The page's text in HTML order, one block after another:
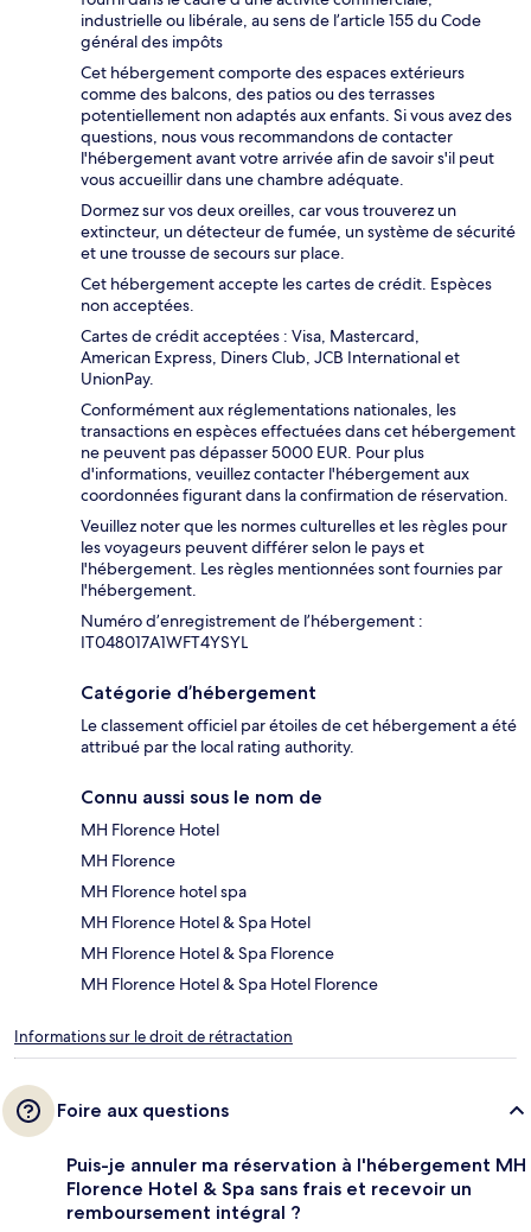
industrielle ou libérale, au sens de l’article 155 du Code
général des impôts
Cet hébergement comporte des espaces extérieurs
comme des balcons, des patios ou des terrasses
potentiellement non adaptés aux enfants. Si vous avez des
questions, nous vous recommandons de contacter
l'hébergement avant votre arrivée afin de savoir s'il peut
vous accueillir dans une chambre adéquate.
Dormez sur vos deux oreilles, car vous trouverez un
extincteur, un détecteur de fumée, un système de sécurité
et une trousse de secours sur place.
Cet hébergement accepte les cartes de crédit. Espèces
non acceptées.
Cartes de crédit acceptées : Visa, Mastercard,
American Express, Diners Club, JCB International et
UnionPay.
Conformément aux réglementations nationales, les
transactions en espèces effectuées dans cet hébergement
ne peuvent pas dépasser 5000 EUR. Pour plus
d'informations, veuillez contacter l'hébergement aux
coordonnées figurant dans la confirmation de réservation.
Veuillez noter que les normes culturelles et les règles pour
les voyageurs peuvent différer selon le pays et
l'hébergement. Les règles mentionnées sont fournies par
l'hébergement.
Numéro d’enregistrement de l’hébergement :
IT048017A1WFT4YSYL
Catégorie d’hébergement
Le classement officiel par étoiles de cet hébergement a été
attribué par the local rating authority.
Connu aussi sous le nom de
MH Florence Hotel
MH Florence
MH Florence hotel spa
MH Florence Hotel & Spa Hotel
MH Florence Hotel & Spa Florence
MH Florence Hotel & Spa Hotel Florence
Informations sur le droit de rétractation
Foire aux questions
Puis-je annuler ma réservation à l'hébergement MH
Florence Hotel & Spa sans frais et recevoir un
remboursement intégral ?